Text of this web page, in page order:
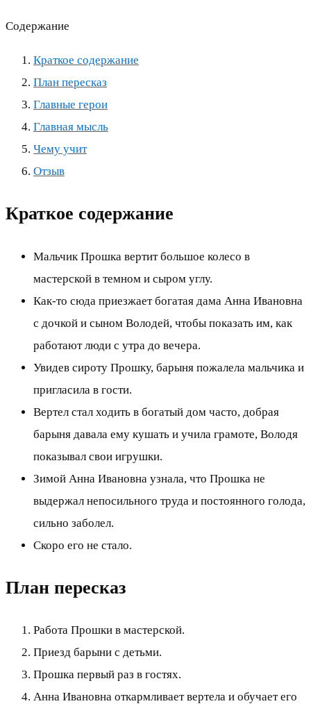
Содержание
Краткое содержание
План пересказ
Главные герои
Главная мысль
Чему учит
Отзыв
Краткое содержание
Мальчик Прошка вертит большое колесо в
мастерской в темном и сыром углу.
Как-то сюда приезжает богатая дама Анна Ивановна
с дочкой и сыном Володей, чтобы показать им, как
работают люди с утра до вечера.
Увидев сироту Прошку, барыня пожалела мальчика и
пригласила в гости.
Вертел стал ходить в богатый дом часто, добрая
барыня давала ему кушать и учила грамоте, Володя
показывал свои игрушки.
Зимой Анна Ивановна узнала, что Прошка не
выдержал непосильного труда и постоянного голода,
сильно заболел.
Скоро его не стало.
План пересказ
Работа Прошки в мастерской.
Приезд барыни с детьми.
Прошка первый раз в гостях.
Анна Ивановна откармливает вертела и обучает его